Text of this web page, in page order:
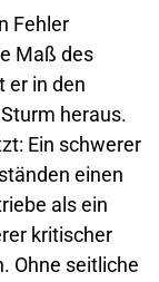
Fehler
Maß des
er in den
heraus.
Ein schwerer
einen
als ein
kritischer
Ohne seitliche